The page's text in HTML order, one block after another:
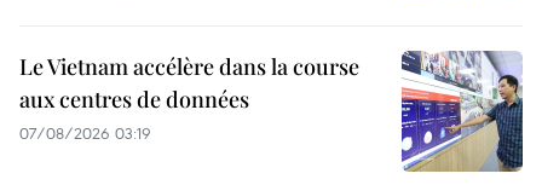
Le Vietnam accélère dans la course
aux centres de données
07/08/2026 03:19